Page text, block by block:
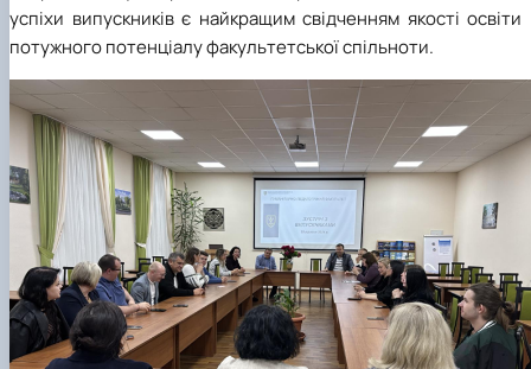
успіхи випускників є найкращим свідченням якості освіти
потужного потенціалу факультетської спільноти.